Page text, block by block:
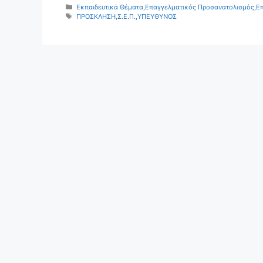
Κατηγορίες
Εκπαιδευτικά Θέματα, Επαγγελματικός Προσανατολισμός,
Ετικέτες
ΠΡΟΣΚΛΗΣΗ, Σ.Ε.Π. ΥΠΕΥΘΥΝΟΣ